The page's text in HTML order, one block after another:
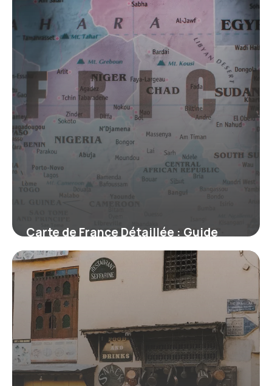
Carte de France Détaillée : Guide
Complet
22 mai 2026